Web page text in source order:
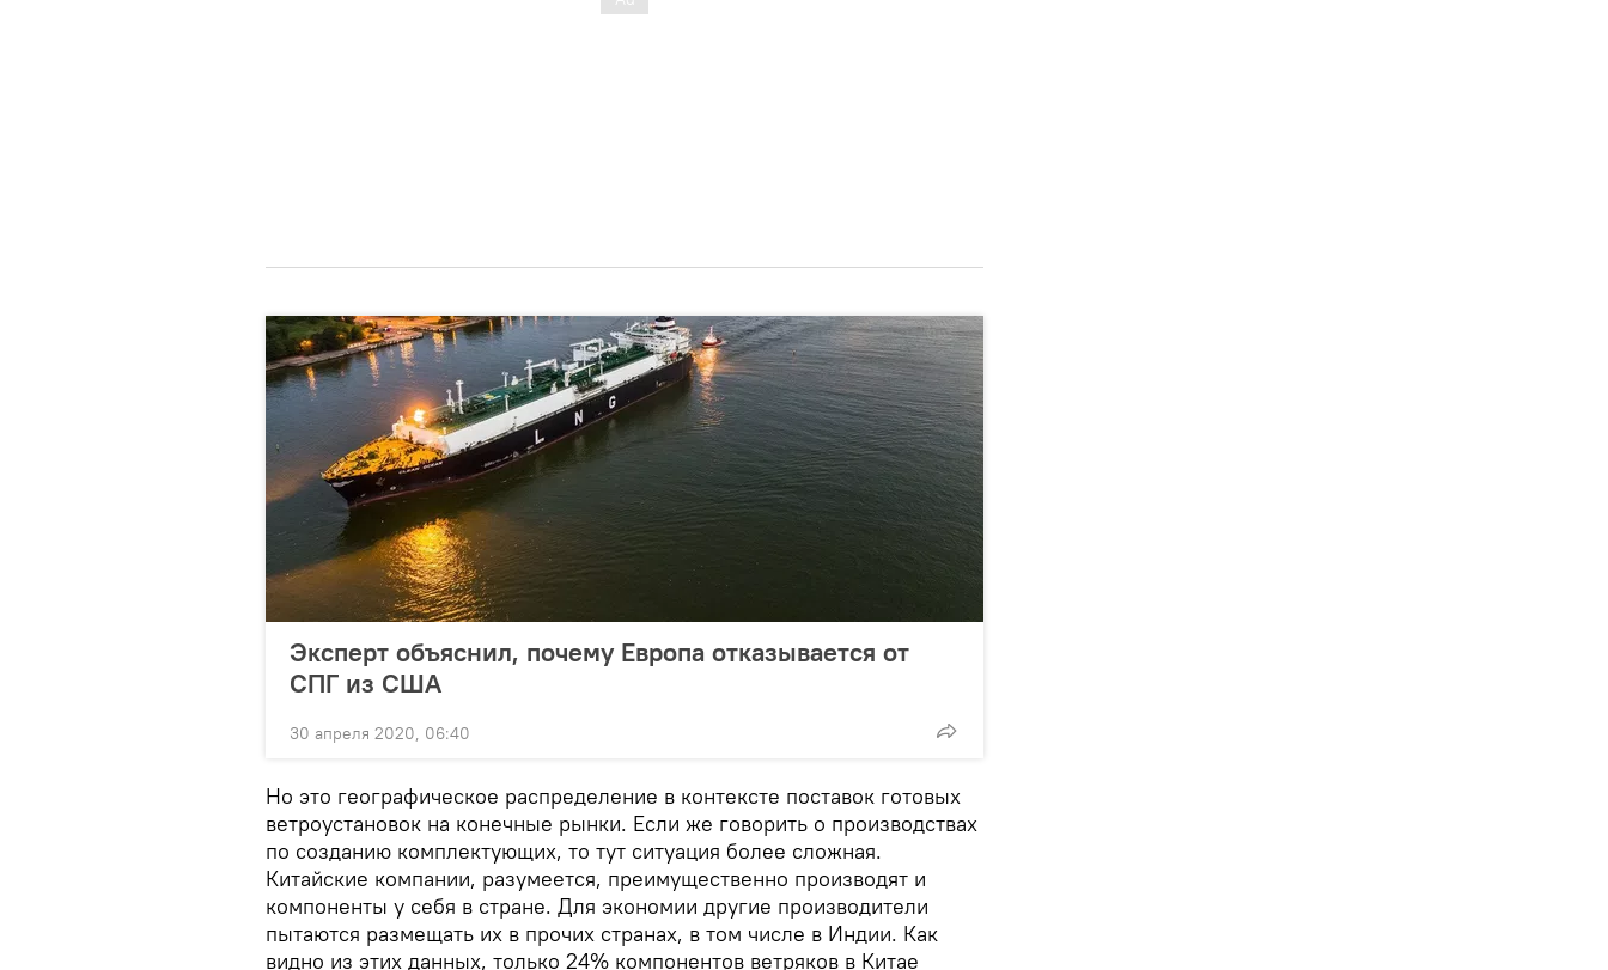
Эксперт объяснил, почему Европа отказывается от
СПГ из США
30 апреля 2020, 06:40
Но это географическое распределение в контексте поставок готовых
ветроустановок на конечные рынки. Если же говорить о производствах
по созданию комплектующих, то тут ситуация более сложная.
Китайские компании, разумеется, преимущественно производят и
компоненты у себя в стране. Для экономии другие производители
пытаются размещать их в прочих странах, в том числе в Индии. Как
видно из этих данных, только 24% компонентов ветряков в Китае